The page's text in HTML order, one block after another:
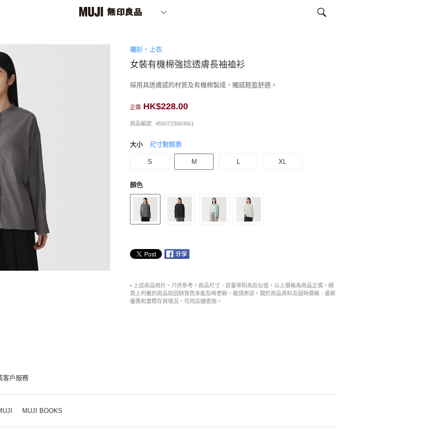
襯衫・上衣
女裝有機棉強捻透膚長袖裇衫
採用具透膚感的材質及有機棉製成，觸感輕盈舒適。
正價 HK$228.00
商品編號 4550723063661
大小 尺寸對照表
S M L XL
顏色
• 上述商品相片、只供參考。商品尺寸、容量等則為近似值。以上價格為商品正價。網
頁上列載的商品如因缺貨而未能及時更新，敬請原諒。關於商品資料及屆時價格、最新
優惠和實際存貨情況，可向店舖查詢。
客戶服務
MUJI BOOKS